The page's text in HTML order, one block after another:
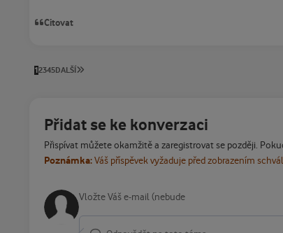
Citovat
12345DALŠÍ
Přidat se ke konverzaci
Přispívat můžete okamžitě a zaregistrovat se později.
Poznámka:Váš příspěvek vyžaduje před zobrazením